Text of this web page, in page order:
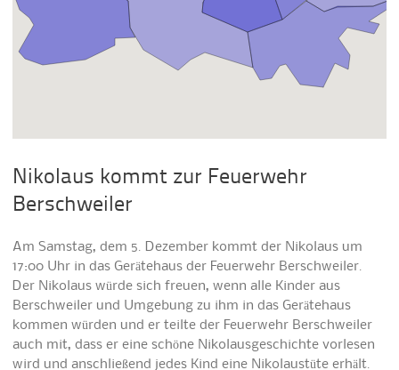
Nikolaus kommt zur Feuerwehr
Berschweiler
Am Samstag, dem 5. Dezember kommt der Nikolaus um
17:00 Uhr in das Gerätehaus der Feuerwehr Berschweiler.
Der Nikolaus würde sich freuen, wenn alle Kinder aus
Berschweiler und Umgebung zu ihm in das Gerätehaus
kommen würden und er teilte der Feuerwehr Berschweiler
auch mit, dass er eine schöne Nikolausgeschichte vorlesen
wird und anschließend jedes Kind eine Nikolaustüte erhält.